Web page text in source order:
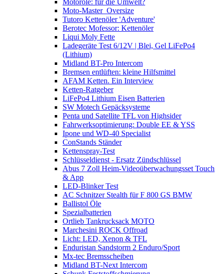
Motoröle: für die Umwelt?
Moto-Master_Oversize
Tutoro Kettenöler 'Adventure'
Berotec Mofessor: Kettenöler
Liqui Moly Fette
Ladegeräte Test 6/12V | Blei, Gel LiFePo4
(Lithium)
Midland BT-Pro Intercom
Bremsen entlüften: kleine Hilfsmittel
AFAM Ketten. Ein Interview
Ketten-Ratgeber
LiFePo4 Lithium Eisen Batterien
SW Motech Gepäcksysteme
Penta und Satellite TFL von Highsider
Fahrwerksoptimierung: Double EE & YSS
Ipone und WD-40 Specialist
ConStands Ständer
Kettenspray-Test
Schlüsseldienst - Ersatz Zündschlüssel
Abus 7 Zoll Heim-Videoüberwachungsset Touch
& App
LED-Blinker Test
AC Schnitzer Stealth für F 800 GS BMW
Ballistol Öle
Spezialbatterien
Ortlieb Tankrucksack MOTO
Marchesini ROCK Offroad
Licht: LED, Xenon & TFL
Enduristan Sandstorm 2 Enduro/Sport
Mx-tec Bremsscheiben
Midland BT-Next Intercom